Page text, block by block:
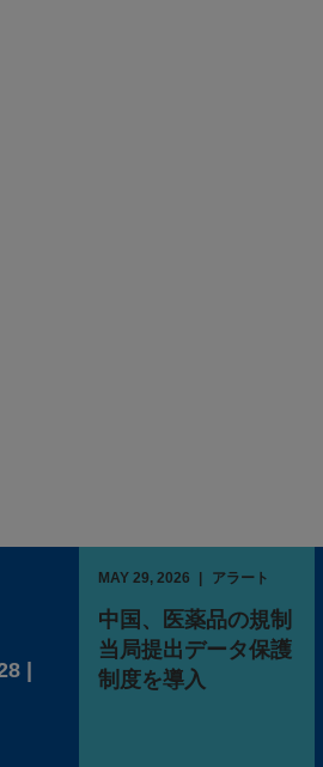
|
MAY 29, 2026 アラート
中国、医薬品の規制
当局提出データ保護
制度を導入